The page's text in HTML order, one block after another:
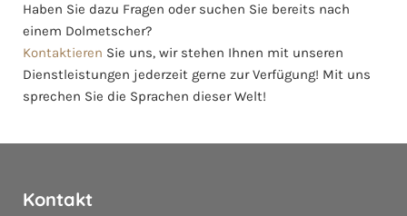
Haben Sie dazu Fragen oder suchen Sie bereits nach
einem Dolmetscher?
Kontaktieren Sie uns, wir stehen Ihnen mit unseren
Dienstleistungen jederzeit gerne zur Verfügung! Mit uns
sprechen Sie die Sprachen dieser Welt!
Kontakt